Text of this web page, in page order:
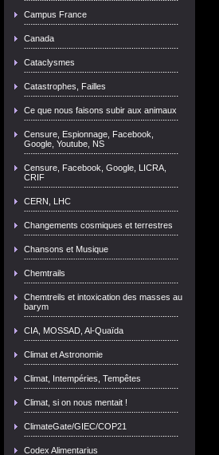
Campus France
Canada
Cataclysmes
Catastrophes, Failles
Ce que nous faisons subir aux animaux
Censure, Espionnage, Facebook,
Google, Youtube, NS
Censure, Facebook, Google, LICRA,
CRIF
CERN, LHC
Changements cosmiques et terrestres
Chansons et Musique
Chemtrails
Chemtreils et intoxication des masses au
barym
CIA, MOSSAD, Al-Quaïda
Climat et Astronomie
Climat, Intempéries, Tempêtes
Climat, si on nous mentait !
ClimateGate/GIEC/COP21
Codex Alimentarius